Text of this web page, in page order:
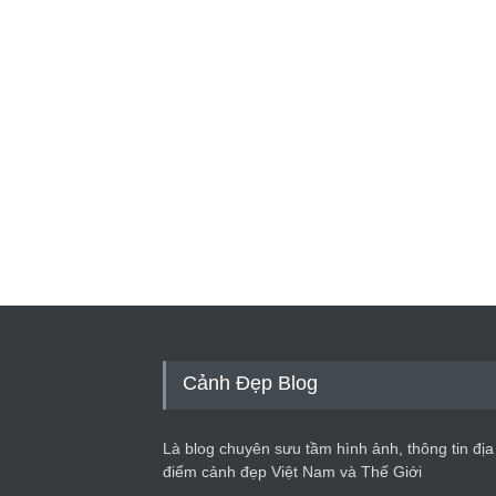
Cảnh Đẹp Blog
Là blog chuyên sưu tầm hình ảnh, thông tin địa
điểm cảnh đẹp Việt Nam và Thế Giới